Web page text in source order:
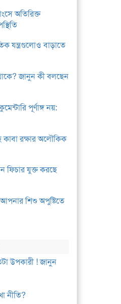
অতিরিক্ত
যন্ত্রগুলোও বাড়াতে
জানুন কী বলছেন
পূর্ণাঙ্গ নয়:
রক্ষার অলৌকিক
ফিচার যুক্ত করছে
শিশু অপুষ্টিতে
উপকারী ! জানুন
নীতি?